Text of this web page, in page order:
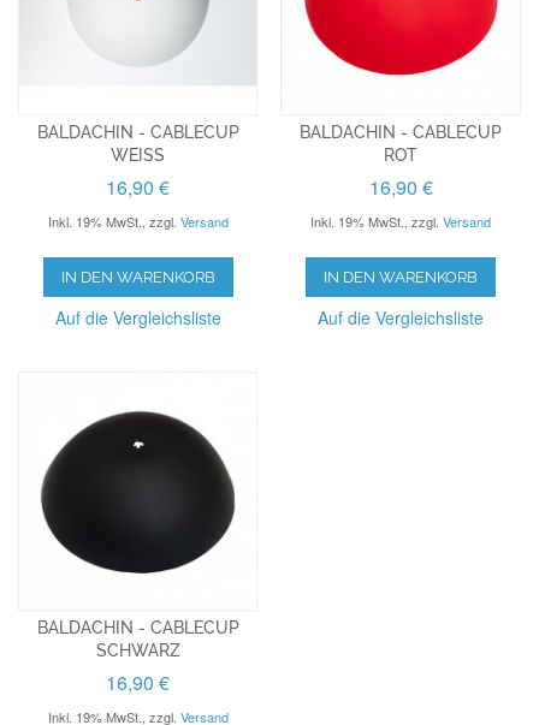
BALDACHIN - CABLECUP
WEISS
16,90 €
Inkl. 19% MwSt. zzgl. Versand
IN DEN WARENKORB
Auf die Vergleichsliste
BALDACHIN - CABLECUP
ROT
16,90 €
Inkl. 19% MwSt. ,zzgl.Versand
IN DEN WARENKORB
Auf die Vergleichsliste
BALDACHIN - CABLECUP
SCHWARZ
16,90 €
Inkl. 19% MwSt., zzgl. Versand